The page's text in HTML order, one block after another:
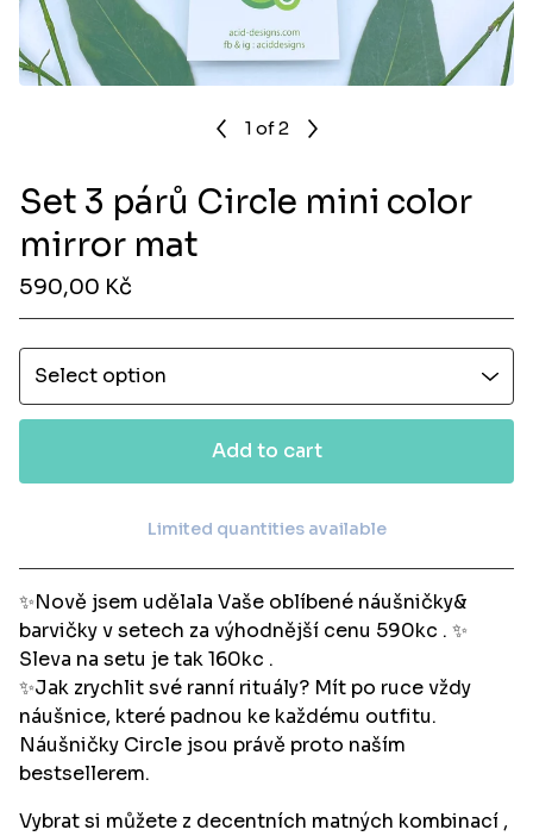
1 of 2
Set 3 párů Circle mini color
mirror mat
590,00 Kč
Add to cart
View cart
Limited quantities available
✨Nově jsem udělala Vaše oblíbené náušničky&
barvičky v setech za výhodnější cenu 590kc . ✨
Sleva na setu je tak 160kc .
✨Jak zrychlit své ranní rituály? Mít po ruce vždy
náušnice, které padnou ke každému outfitu.
Náušničky Circle jsou právě proto naším
bestsellerem.
Vybrat si můžete z decentních matných kombinací ,